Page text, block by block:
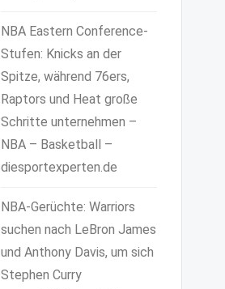
NBA Eastern Conference-
Stufen: Knicks an der
Spitze, während 76ers,
Raptors und Heat große
Schritte unternehmen –
NBA – Basketball –
diesportexperten.de
NBA-Gerüchte: Warriors
suchen nach LeBron James
und Anthony Davis, um sich
Stephen Curry